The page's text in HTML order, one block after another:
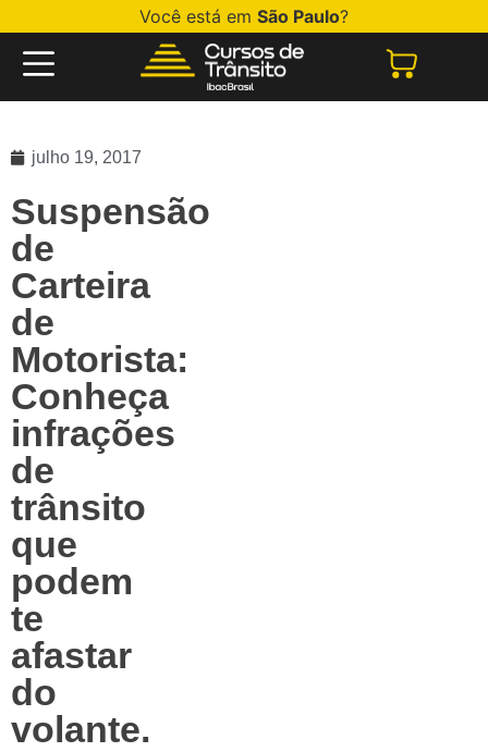
Você está em São Paulo?
julho 19, 2017
Suspensão
de
Carteira
de
Motorista:
Conheça
infrações
de
trânsito
que
podem
te
afastar
do
volante.